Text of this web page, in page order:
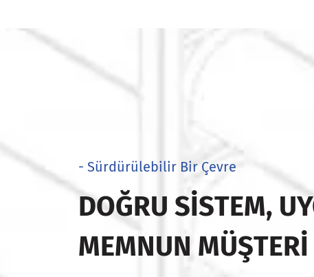
- Sürdürülebilir Bir Çevre
DOĞRU SISTEM,
MEMNUN MÜŞTERI